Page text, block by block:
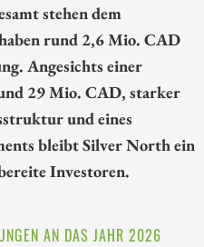
stehen dem
rund 2,6 Mio. CAD
Angesichts einer
29 Mio. CAD, starker
und eines
bleibt Silver North ein
Investoren.
AN DAS JAHR 2026